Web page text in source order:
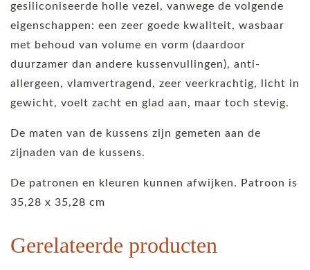
gesiliconiseerde holle vezel, vanwege de volgende
eigenschappen: een zeer goede kwaliteit, wasbaar
met behoud van volume en vorm (daardoor
duurzamer dan andere kussenvullingen), anti-
allergeen, vlamvertragend, zeer veerkrachtig, licht in
gewicht, voelt zacht en glad aan, maar toch stevig.
De maten van de kussens zijn gemeten aan de
zijnaden van de kussens.
De patronen en kleuren kunnen afwijken. Patroon is
35,28 x 35,28 cm
Gerelateerde producten